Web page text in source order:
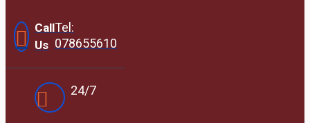
Call
Us
Tel:
078655610
24/7